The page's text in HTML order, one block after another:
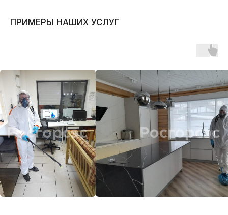
ПРИМЕРЫ НАШИХ УСЛУГ